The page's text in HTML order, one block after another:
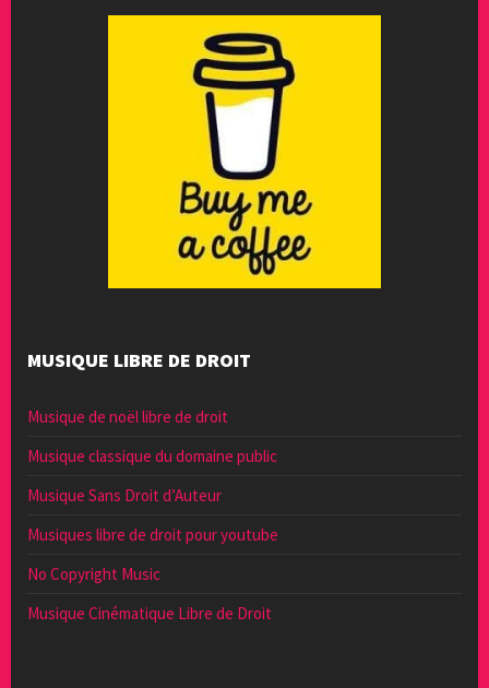
MUSIQUE LIBRE DE DROIT
Musique de noël libre de droit
Musique classique du domaine public
Musique Sans Droit d’Auteur
Musiques libre de droit pour youtube
No Copyright Music
Musique Cinématique Libre de Droit